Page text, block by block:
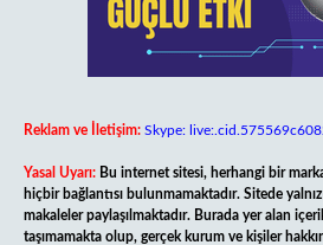
Reklam ve İletişim: Skype:
Yasal Uyarı: Bu internet sitesi, herhangi bir
hiçbir bağlantısı bulunmamaktadır. Sitede
makaleler paylaşılmaktadır. Burada yer alan
taşımamakta olup, gerçek kurum ve kişiler